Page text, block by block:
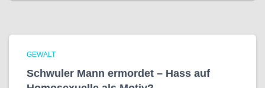
GEWALT
Schwuler Mann ermordet – Hass auf